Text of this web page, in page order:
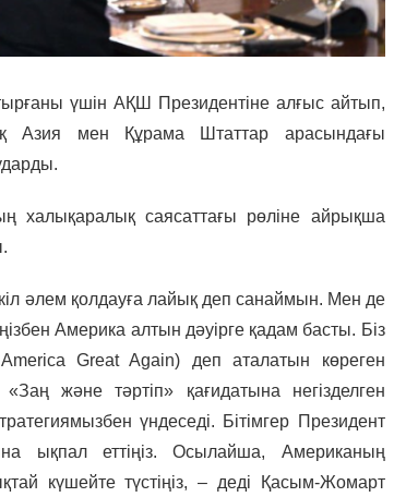
үшін АҚШ Президентіне алғыс айтып,
Азия мен Құрама Штаттар арасындағы
саясаттағы рөліне айрықша
әлем қолдауға лайық деп санаймын. Мен де
Америка алтын дәуірге қадам басты. Біз
Great Again) деп аталатын көреген
және тәртіп» қағидатына негізделген
үндеседі. Бітімгер Президент
ықпал еттіңіз. Осылайша, Американың
күшейте түстіңіз, – деді Қасым-Жомарт